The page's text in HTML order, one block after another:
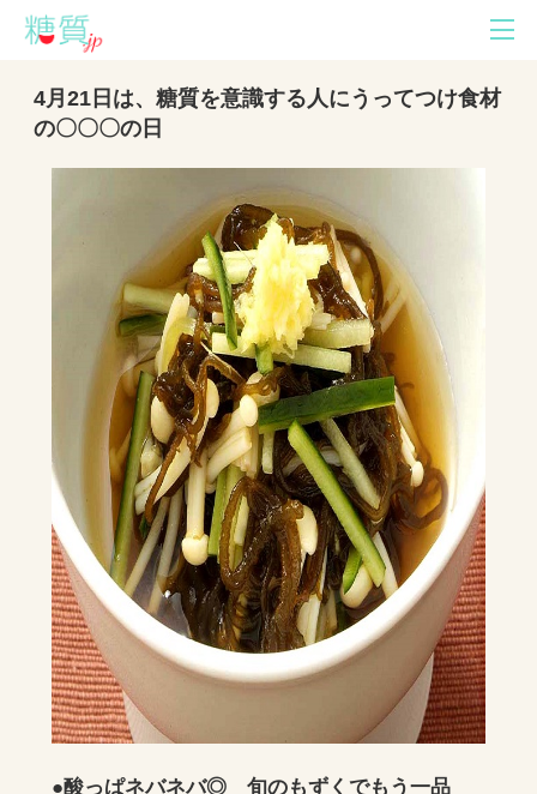
4月21日は、糖質を意識する人にうってつけ食材
の〇〇〇の日
●酸っぱネバネバ◎ 旬のもずくでもう一品